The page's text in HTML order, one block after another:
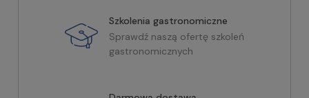
Szkolenia gastronomiczne
Sprawdź naszą ofertę szkoleń
gastronomicznych